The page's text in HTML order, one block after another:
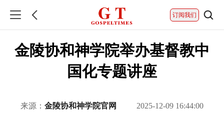
订阅我们
金陵协和神学院举办基督教中
国化专题讲座
来源： 金陵协和神学院官网 2025-12-09 16:44:00